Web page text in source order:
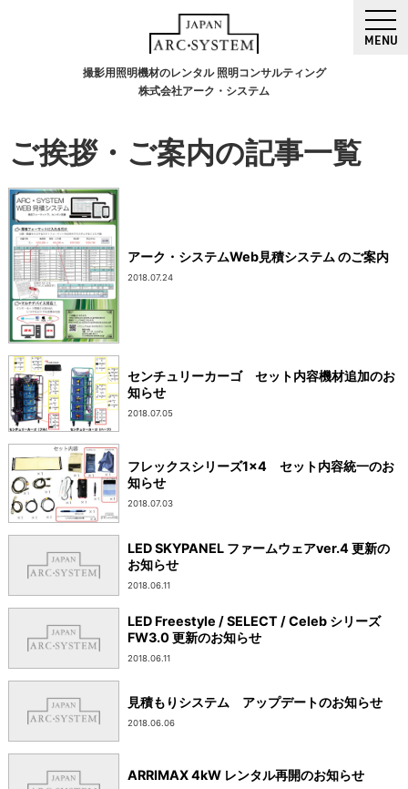
撮影用照明機材のレンタル 照明コンサルティング
株式会社アーク・システム
MENU
ご挨拶・ご案内の記事一覧
アーク・システムWeb見積システム のご案内
2018.07.24
センチュリーカーゴ セット内容機材追加のお
知らせ
2018.07.05
フレックスシリーズ1×4 セット内容統一のお
知らせ
2018.07.03
LED SKYPANEL ファームウェアver.4 更新の
お知らせ
2018.06.11
LED Freestyle / SELECT / Celeb シリーズ
FW3.0 更新のお知らせ
2018.06.11
見積もりシステム アップデートのお知らせ
2018.06.06
ARRIMAX 4kW レンタル再開のお知らせ